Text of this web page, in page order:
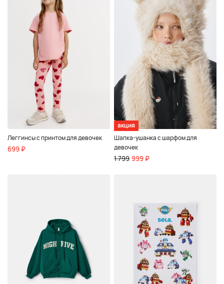
Леггинсы с принтом для девочек
699 ₽
акция
Шапка-ушанка с шарфом для
девочек
1 799 999 ₽